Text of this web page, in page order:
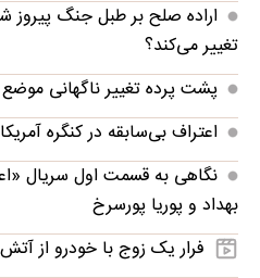
اراده صلح بر طبل جنگ
تغییر می‌کند؟
پشت پرده تغییر ناگهانی
اعتراف بی‌سابقه در کنگره آمریکا
نگاهی به قسمت اول سریال
بهداد و پوریا پورسرخ
فرار یک زوج با خودرو از